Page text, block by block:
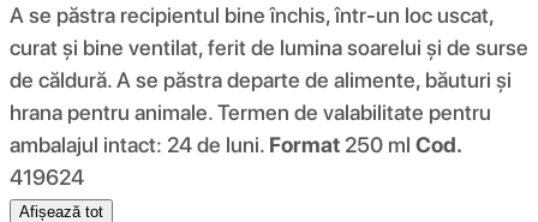
A se păstra recipientul bine închis, într-un loc uscat,
curat și bine ventilat, ferit de lumina soarelui și de surse
de căldură. A se păstra departe de alimente, băuturi și
hrana pentru animale. Termen de valabilitate pentru
ambalajul intact: 24 de luni. Format 250 ml Cod.
419624
Afișează tot